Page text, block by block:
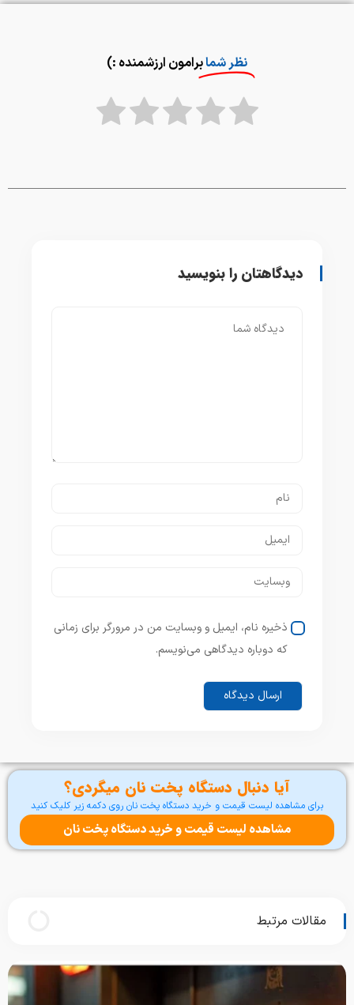
نظر شمابرامون ارزشمنده :)
دیدگاهتان را بنویسید
ذخیره نام، ایمیل و وبسایت من در مرورگر برای زمانی
که دوباره دیدگاهی می‌نویسم.
آیا دنبال دستگاه پخت نان میگردی؟
برای مشاهده لیست قیمت و خرید دستگاه پخت نان روی دکمه زیر کلیک کنید
مشاهده لیست قیمت و خرید دستگاه پخت نان
مقالات مرتبط